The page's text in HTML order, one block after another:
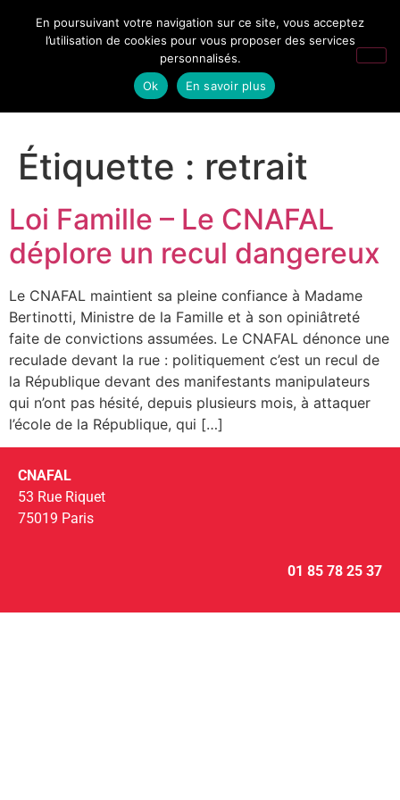
Étiquette : retrait
Loi Famille – Le CNAFAL
déplore un recul dangereux
Le CNAFAL maintient sa pleine confiance à Madame
Bertinotti, Ministre de la Famille et à son opiniâtreté
faite de convictions assumées. Le CNAFAL dénonce une
reculade devant la rue : politiquement c’est un recul de
la République devant des manifestants manipulateurs
qui n’ont pas hésité, depuis plusieurs mois, à attaquer
l’école de la République, qui […]
CNAFAL
53 Rue Riquet
75019 Paris
01 85 78 25 37
En poursuivant votre navigation sur ce site, vous acceptez
l’utilisation de cookies pour vous proposer des services
personnalisés.
Ok
En savoir plus